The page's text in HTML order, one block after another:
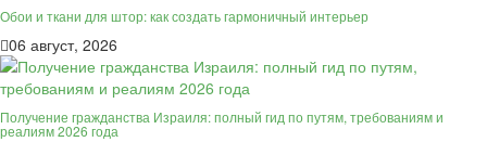
Обои и ткани для штор: как создать гармоничный интерьер
06 август, 2026
Получение гражданства Израиля: полный гид по путям, требованиям и
реалиям 2026 года